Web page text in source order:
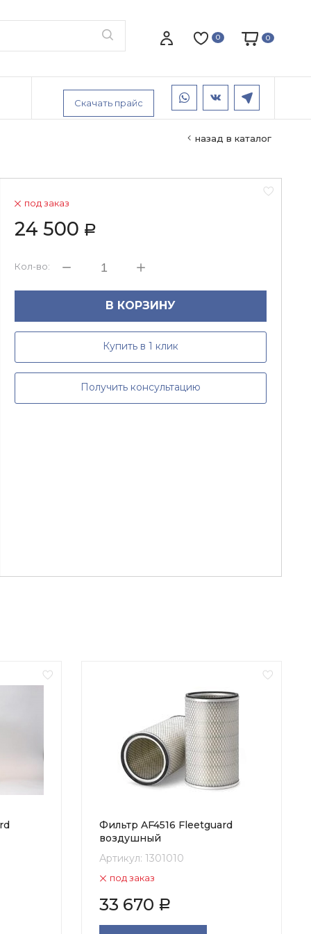
0 0
Скачать прайс
назад в каталог
под заказ
24 500 Р
Кол-во:
В КОРЗИНУ
Купить в 1 клик
Получить консультацию
Фильтр AF4516 Fleetguard
воздушный
Артикул: 1301010
под заказ
33 670 Р